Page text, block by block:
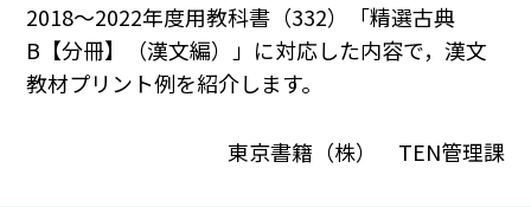
2018～2022年度用教科書（332）「精選古典
B【分冊】（漢文編）」に対応した内容で，漢文
教材プリント例を紹介します。
東京書籍（株） TEN管理課